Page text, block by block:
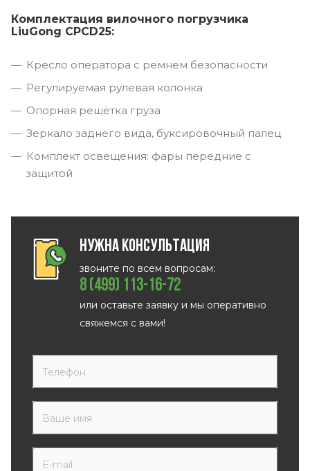
Комплектация вилочного погрузчика
LiuGong CPCD25:
Кресло оператора с ремнем безопасности
Регулируемая рулевая колонка
Опорная решётка груза
Зеркало заднего вида, буксировочный палец
Комплект освещения: фары передние с
защитой
Нужна консультация
звоните по всем вопросам:
8 (499) 113-16-72
или оставьте заявку и мы оперативно
свяжемся с вами!